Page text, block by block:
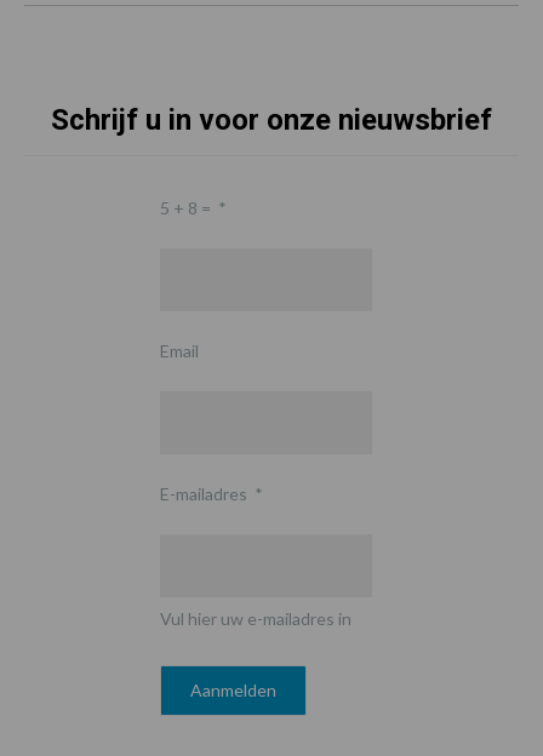
Schrijf u in voor onze nieuwsbrief
5 + 8 = *
Email
E-mailadres *
Vul hier uw e-mailadres in